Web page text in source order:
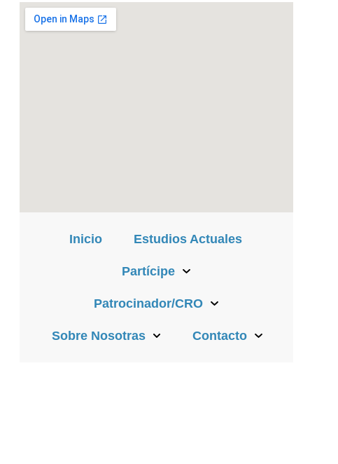
Inicio Estudios Actuales
Partícipe
Patrocinador/CRO
Sobre Nosotras Contacto